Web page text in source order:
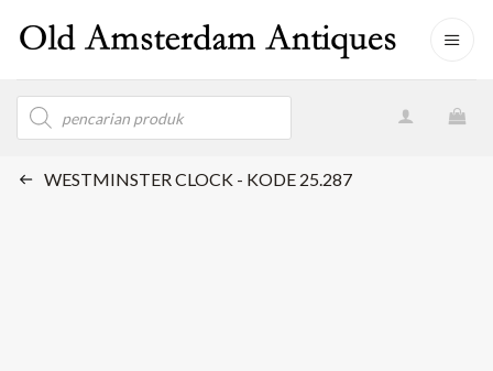
Products
search
WESTMINSTER CLOCK - KODE 25.287